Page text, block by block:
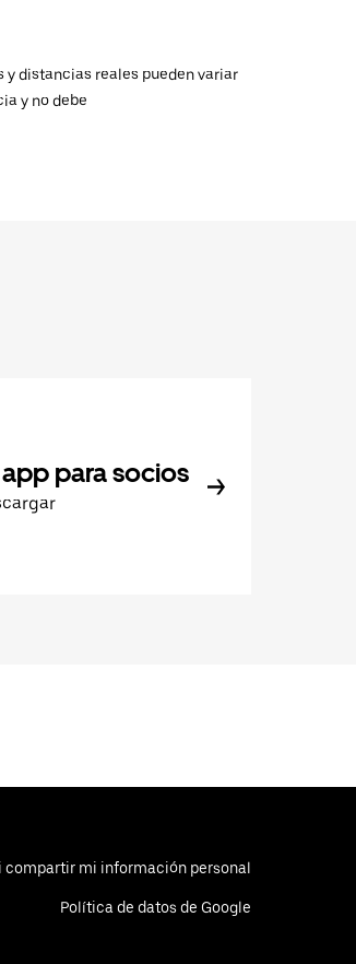
y distancias reales pueden variar
y no debe
para socios
compartir mi información personal
Política de datos de Google